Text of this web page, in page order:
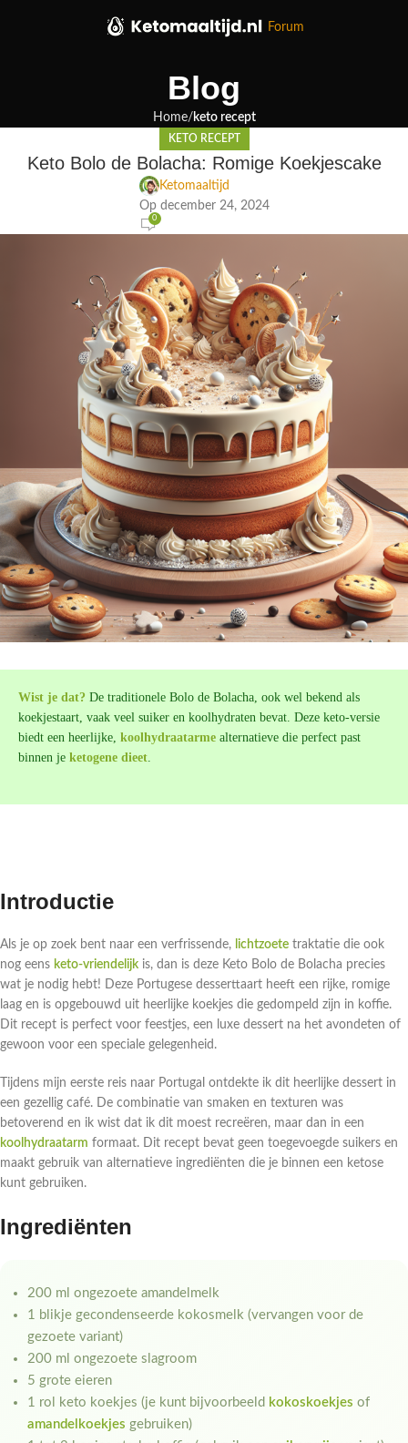
Forum
Blog
Home keto recept
KETO RECEPT
Keto Bolo de Bolacha: Romige Koekjescake
Ketomaaltijd
Op december 24, 2024
0
Wist je dat? De traditionele Bolo de Bolacha, ook wel bekend als
koekjestaart, vaak veel suiker en koolhydraten bevat. Deze keto-versie
biedt een heerlijke, koolhydraatarme alternatieve die perfect past
binnen je ketogene dieet.
Introductie
Als je op zoek bent naar een verfrissende, lichtzoete traktatie die ook
nog eens keto-vriendelijk is, dan is deze Keto Bolo de Bolacha precies
wat je nodig hebt! Deze Portugese desserttaart heeft een rijke, romige
laag en is opgebouwd uit heerlijke koekjes die gedompeld zijn in koffie.
Dit recept is perfect voor feestjes, een luxe dessert na het avondeten of
gewoon voor een speciale gelegenheid.
Tijdens mijn eerste reis naar Portugal ontdekte ik dit heerlijke dessert in
een gezellig café. De combinatie van smaken en texturen was
betoverend en ik wist dat ik dit moest recreëren, maar dan in een
koolhydraatarm formaat. Dit recept bevat geen toegevoegde suikers en
maakt gebruik van alternatieve ingrediënten die je binnen een ketose
kunt gebruiken.
Ingrediënten
200 ml ongezoete amandelmelk
1 blikje gecondenseerde kokosmelk (vervangen voor de
gezoete variant)
200 ml ongezoete slagroom
5 grote eieren
1 rol keto koekjes (je kunt bijvoorbeeld kokoskoekjes of
amandelkoekjes gebruiken)